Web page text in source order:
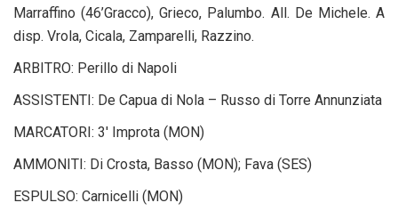
Marraffino (46’Gracco), Grieco, Palumbo. All. De Michele. A
disp. Vrola, Cicala, Zamparelli, Razzino.
ARBITRO: Perillo di Napoli
ASSISTENTI: De Capua di Nola – Russo di Torre Annunziata
MARCATORI: 3′ Improta (MON)
AMMONITI: Di Crosta, Basso (MON); Fava (SES)
ESPULSO: Carnicelli (MON)